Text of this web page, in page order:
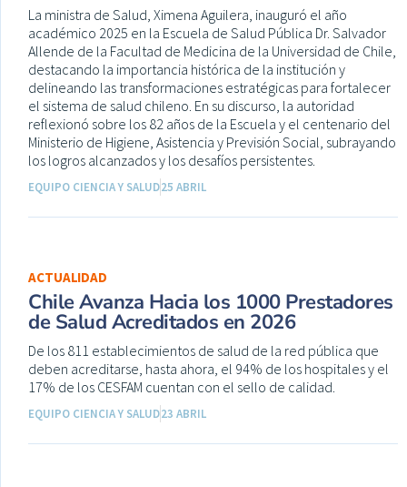
La ministra de Salud, Ximena Aguilera, inauguró el año
académico 2025 en la Escuela de Salud Pública Dr. Salvador
Allende de la Facultad de Medicina de la Universidad de Chile,
destacando la importancia histórica de la institución y
delineando las transformaciones estratégicas para fortalecer
el sistema de salud chileno. En su discurso, la autoridad
reflexionó sobre los 82 años de la Escuela y el centenario del
Ministerio de Higiene, Asistencia y Previsión Social, subrayando
los logros alcanzados y los desafíos persistentes.
EQUIPO CIENCIA Y SALUD25 ABRIL
ACTUALIDAD
Chile Avanza Hacia los 1000 Prestadores
de Salud Acreditados en 2026
De los 811 establecimientos de salud de la red pública que
deben acreditarse, hasta ahora, el 94% de los hospitales y el
17% de los CESFAM cuentan con el sello de calidad.
EQUIPO CIENCIA Y SALUD23 ABRIL